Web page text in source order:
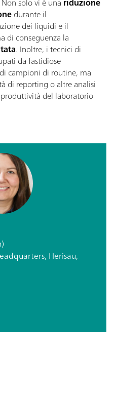
durante il
dei liquidi e il
di conseguenza la
. Inoltre, i tecnici di
da fastidiose
campioni di routine, ma
di reporting o altre analisi
del laboratorio
Herisau,